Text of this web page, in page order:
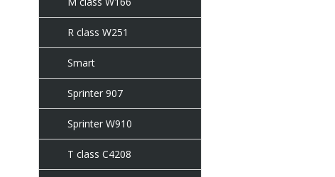
R class W251
Smart
Sprinter 907
Sprinter W910
T class C4208